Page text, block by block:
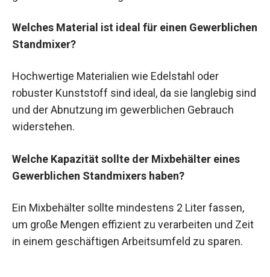
Welches Material ist ideal für einen Gewerblichen
Standmixer?
Hochwertige Materialien wie Edelstahl oder
robuster Kunststoff sind ideal, da sie langlebig sind
und der Abnutzung im gewerblichen Gebrauch
widerstehen.
Welche Kapazität sollte der Mixbehälter eines
Gewerblichen Standmixers haben?
Ein Mixbehälter sollte mindestens 2 Liter fassen,
um große Mengen effizient zu verarbeiten und Zeit
in einem geschäftigen Arbeitsumfeld zu sparen.